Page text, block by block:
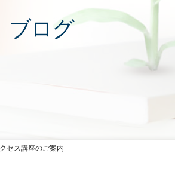
ブログ
セス講座のご案内